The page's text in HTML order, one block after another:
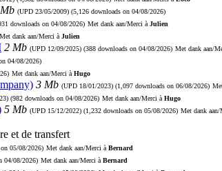
(UPD 23/05/2009) (5,126 downloads on 04/08/2026)
downloads on 04/08/2026) Met dank aan/Merci à Julien
Met dank aan/Merci à Julien
2 Mb (UPD 12/09/2025) (388 downloads on 04/08/2026) Met dank aan/
04/08/2026)
Met dank aan/Merci à Hugo
3 Mb (UPD 18/01/2023) (1,097 downloads on 06/08/2026)
) (982 downloads on 04/08/2026) Met dank aan/Merci à Hugo
5 Mb (UPD 15/12/2022) (1,232 downloads on 05/08/2026) Met dank aan/
et de transfert
05/08/2026) Met dank aan/Merci à Bernard
04/08/2026) Met dank aan/Merci à Bernard